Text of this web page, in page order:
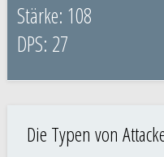
108
27
Die Typen von